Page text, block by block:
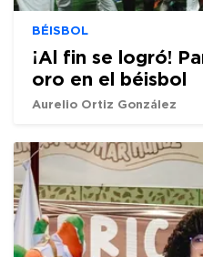
BÉISBOL
¡Al fin se logró!
oro en el béisbol
Aurelio Ortiz González